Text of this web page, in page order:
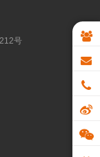
号